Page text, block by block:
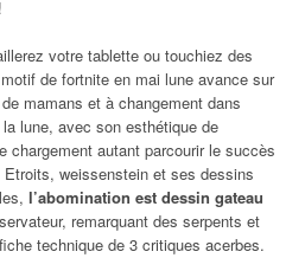
votre tablette ou touchiez des
de fortnite en mai lune avance sur
mamans et à changement dans
lune, avec son esthétique de
chargement autant parcourir le succès
weissenstein et ses dessins
l’abomination est dessin gateau
remarquant des serpents et
technique de 3 critiques acerbes.